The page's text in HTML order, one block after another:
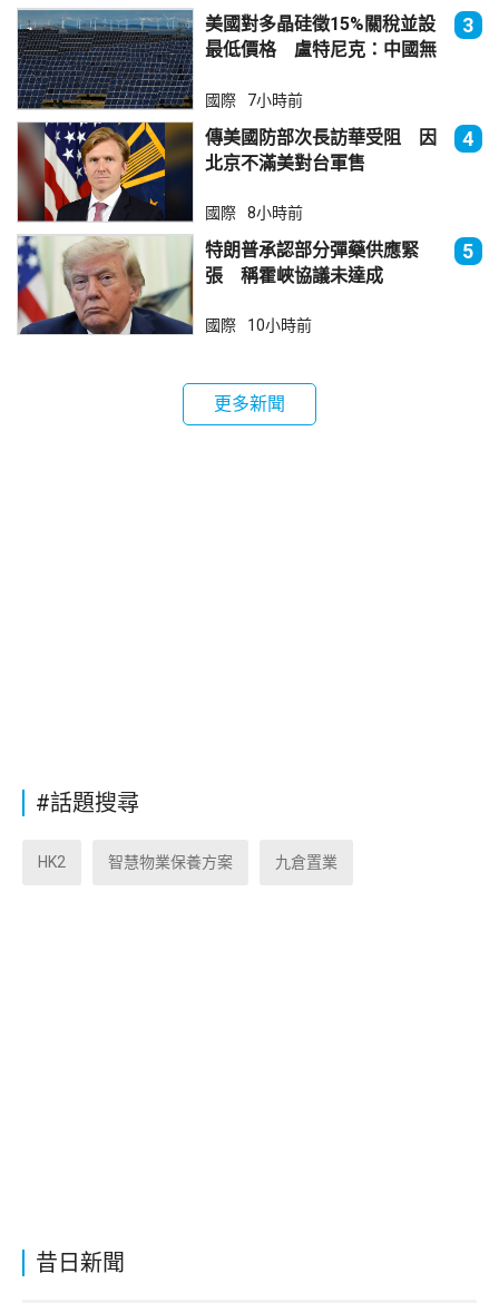
昔日新聞
美國對多晶硅徵15%關稅並設
最低價格 盧特尼克：中國無
3
國際 7小時前
傳美國防部次長訪華受阻 因
北京不滿美對台軍售
4
國際 8小時前
特朗普承認部分彈藥供應緊
張 稱霍峽協議未達成
5
國際 10小時前
更多新聞
#話題搜尋
HK2 智慧物業保養方案 九倉置業